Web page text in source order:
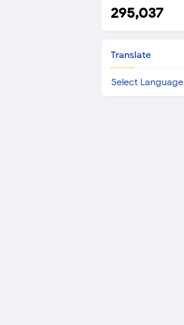
295,037
Translate
Select Language